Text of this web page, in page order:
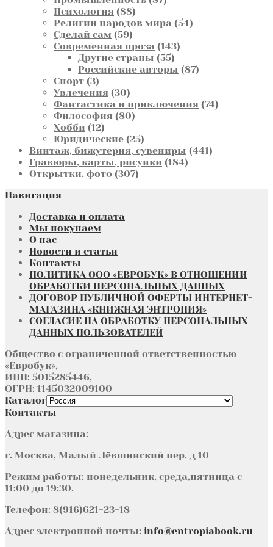
Психология 8888
товаров
Религии народов мира 5454
Сделай сам 5959
товаров
Современная проза 143143
Другие страны 5555
товаров
Российские авторы 8787
Спорт 33
товара
Увлечения 3030
товаров
Фантастика и приключения 7474
Философия 8080
Хобби 1212
товаров
Юридические 2525
товаров
Винтаж, бижутерия, сувениры 441441
Гравюры, карты, рисунки 184184
Открытки, фото 307307
Навигация
Доставка и оплата
Мы покупаем
О нас
Новости и статьи
Контакты
ПОЛИТИКА ООО «ЕВРОБУК» В ОТНОШЕНИИ
ОБРАБОТКИ ПЕРСОНАЛЬНЫХ ДАННЫХ
ДОГОВОР ПУБЛИЧНОЙ ОФЕРТЫ ИНТЕРНЕТ-
МАГАЗИНА «КНИЖНАЯ ЭНТРОПИЯ»
СОГЛАСИЕ НА ОБРАБОТКУ ПЕРСОНАЛЬНЫХ
ДАННЫХ ПОЛЬЗОВАТЕЛЕЙ
Общество с ограниченной ответственностью
«Евробук»,
ИНН: 5015285446,
ОГРН: 1145032009100
Каталог
Контакты
Адрес магазина:
г. Москва, Малый Лёвшинский пер. д 10
Режим работы: понедельник, среда,пятница с
11:00 до 19:30.
Телефон: 8(916)621-23-18
Адрес электронной почты: info@entropiabook.ru